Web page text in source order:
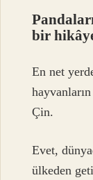
bir
En net
Çin.
Evet,
ülkeden